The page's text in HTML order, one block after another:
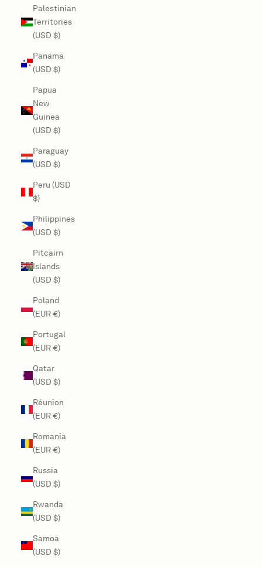
Palestinian
Territories
(USD $)
Panama
(USD $)
Papua
New
Guinea
(USD $)
Paraguay
(USD $)
Peru (USD
$)
Philippines
(USD $)
Pitcairn
Islands
(USD $)
Poland
(EUR €)
Portugal
(EUR €)
Qatar
(USD $)
Réunion
(EUR €)
Romania
(EUR €)
Russia
(USD $)
Rwanda
(USD $)
Samoa
(USD $)